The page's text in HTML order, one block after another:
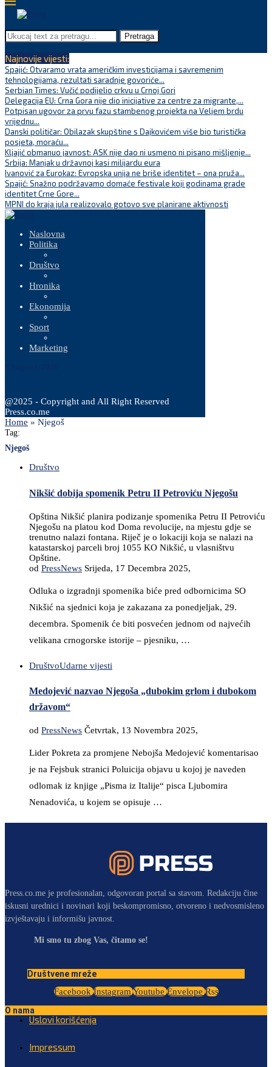
Pretraga
Najnovije vijesti:
Spajić: Otvaramo vrata američkim investicijama i savremenim
tehnologijama, rezultati saradnje govoriće...
Serbian Times: Vučić podijelio crkvu u Crnoj Gori
Delegacija EU: Crna Gora nije dio inicijative za centre za migrante,...
Potpisan ugovor za prvu fazu stambenog projekta na Veljem brdu
vrijednu...
Danski političar: Obilazak skupštine s Dajkovićem više bio turistička
posjeta, moraću...
Kljajić obmanuo javnost: ASK nije dao ni usmeno ni pisano mišljenje...
Srbija: Manjak u državnoj kasi milijardu eura
Ivanović za Eurokaz: Evropska unija ne briše identitet – ona pruža...
Spajić: Snažno podržavamo domaće festivale koji godinama grade
identitet Crne Gore...
MPNI do kraja jula realizovalo gotovo sve planirane aktivnosti
Naslovna
Politika
Društvo
Hronika
Ekonomija
Sport
Marketing
@2025 - Copyright and All Right Reserved
Press.co.me
Home » Njegoš
Tag:
Njegoš
Društvo
Nikšić dobija spomenik Petru II Petroviću Njegošu
Opština Nikšić planira podizanje spomenika Petru II Petroviću
Njegošu na platou kod Doma revolucije, na mjestu gdje se
trenutno nalazi fontana. Riječ je o lokaciji koja se nalazi na
katastarskoj parceli broj 1055 KO Nikšić, u vlasništvu
Opštine.
od PressNews Srijeda, 17 Decembra 2025,
Odluka o izgradnji spomenika biće pred odbornicima SO
Nikšić na sjednici koja je zakazana za ponedjeljak, 29.
decembra. Spomenik će biti posvećen jednom od najvećih
velikana crnogorske istorije – pjesniku, …
DruštvoUdarne vijesti
Medojević nazvao Njegoša „dubokim grlom i dubokom
državom“
od PressNews Četvrtak, 13 Novembra 2025,
Lider Pokreta za promjene Nebojša Medojević komentarisao
je na Fejsbuk stranici Poluicija objavu u kojoj je naveden
odlomak iz knjige „Pisma iz Italije“ pisca Ljubomira
Nenadovića, u kojem se opisuje …
Press.co.me je profesionalan, odgovoran portal sa stavom. Redakciju čine
iskusni urednici i novinari koji beskompromisno, otvoreno i nedvosmisleno
izvještavaju i informišu javnost.
Mi smo tu zbog Vas, čitamo se!
Društvene mreže
Facebook Instagram Youtube Envelope Rss
O nama
Uslovi korišćenja
Impressum